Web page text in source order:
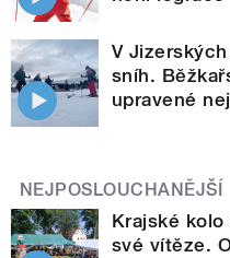
V
sníh.
upravené
NEJPOSLOUCHANĚJŠÍ
Krajské
své vítěze.